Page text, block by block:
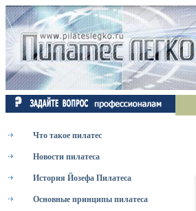
Что такое пилатес
Новости пилатеса
История Йозефа Пилатеса
Основные принципы пилатеса